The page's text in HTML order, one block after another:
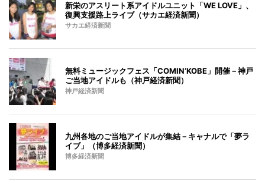
新栄のアスリート系アイドルユニット「WE LOVE」、
復興支援路上ライブ（サカエ経済新聞）
サカエ経済新聞
無料ミュージックフェス「COMIN’KOBE」開催－神戸
ご当地アイドルも（神戸経済新聞）
神戸経済新聞
九州各地のご当地アイドルが集結－キャナルで「夢ラ
イブ」（博多経済新聞）
博多経済新聞